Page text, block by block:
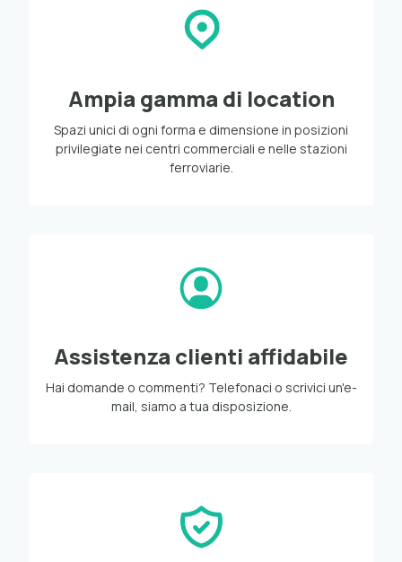
Ampia gamma di location
Spazi unici di ogni forma e dimensione in posizioni
privilegiate nei centri commerciali e nelle stazioni
ferroviarie.
Assistenza clienti affidabile
Hai domande o commenti? Telefonaci o scrivici un'e-
mail, siamo a tua disposizione.